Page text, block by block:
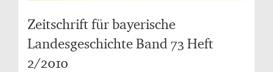
Zeitschrift für bayerische
Landesgeschichte Band 73 Heft
2/2010